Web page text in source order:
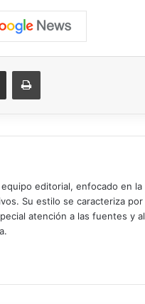
Compartir vía correo electrónicoImprimir
editorial, enfocado en
Su estilo se caracteriza
atención a las fuentes y